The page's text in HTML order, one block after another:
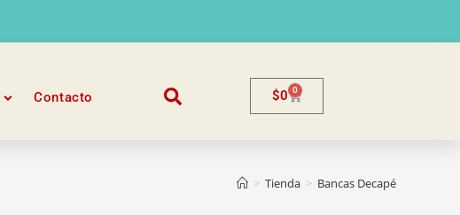
Contacto $0 0
> Tienda > Bancas Decapé